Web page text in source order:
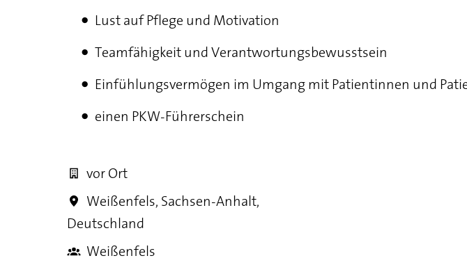
Lust auf Pflege und Motivation
Teamfähigkeit und Verantwortungsbewusstsein
Einfühlungsvermögen im Umgang mit Patientinnen und
einen PKW-Führerschein
vor Ort
Weißenfels,Sachsen-Anhalt,
Deutschland
Weißenfels